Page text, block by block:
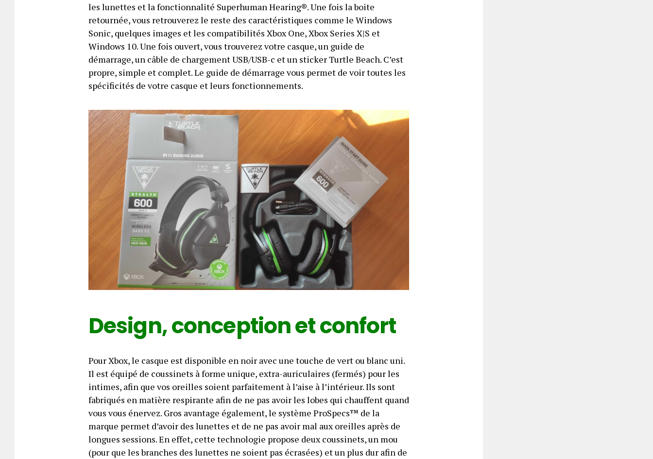
les lunettes et la fonctionnalité Superhuman Hearing®. Une fois la boite
retournée, vous retrouverez le reste des caractéristiques comme le Windows
Sonic, quelques images et les compatibilités Xbox One, Xbox Series X|S et
Windows 10. Une fois ouvert, vous trouverez votre casque, un guide de
démarrage, un câble de chargement USB/USB-c et un sticker Turtle Beach. C’est
propre, simple et complet. Le guide de démarrage vous permet de voir toutes les
spécificités de votre casque et leurs fonctionnements.
Design, conception et confort
Pour Xbox, le casque est disponible en noir avec une touche de vert ou blanc uni.
Il est équipé de coussinets à forme unique, extra-auriculaires (fermés) pour les
intimes, afin que vos oreilles soient parfaitement à l’aise à l’intérieur. Ils sont
fabriqués en matière respirante afin de ne pas avoir les lobes qui chauffent quand
vous vous énervez. Gros avantage également, le système ProSpecs™ de la
marque permet d’avoir des lunettes et de ne pas avoir mal aux oreilles après de
longues sessions. En effet, cette technologie propose deux coussinets, un mou
(pour que les branches des lunettes ne soient pas écrasées) et un plus dur afin de